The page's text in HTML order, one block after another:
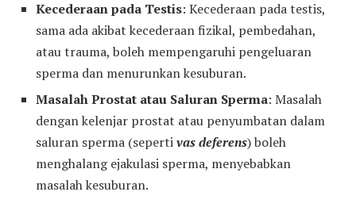
Kecederaan pada Testis: Kecederaan pada testis,
sama ada akibat kecederaan fizikal, pembedahan,
atau trauma, boleh mempengaruhi pengeluaran
sperma dan menurunkan kesuburan.
Masalah Prostat atau Saluran Sperma: Masalah
dengan kelenjar prostat atau penyumbatan dalam
saluran sperma (sepertivas deferens) boleh
menghalang ejakulasi sperma, menyebabkan
masalah kesuburan.